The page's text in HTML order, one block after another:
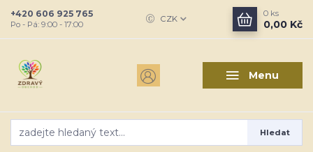
Menu
CZK
Hledat
+420 606 925 765
Po - Pá: 9:00 - 17:00
0 ks
0,00 Kč